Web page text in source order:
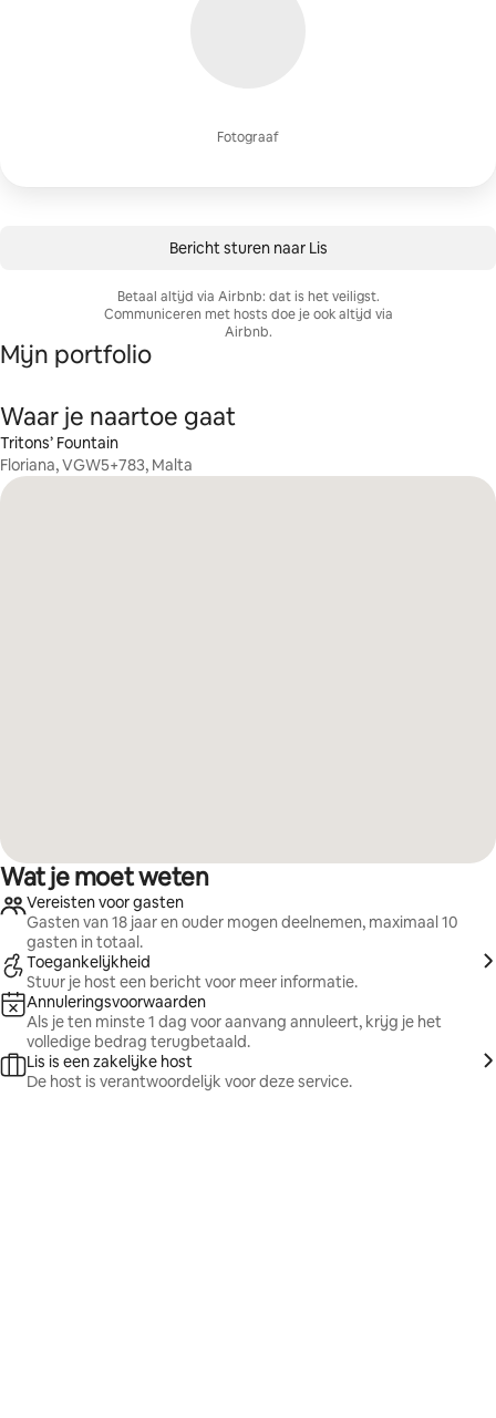
Fotograaf
Bericht sturen naar Lis
Betaal altijd via Airbnb: dat is het veiligst.
Communiceren met hosts doe je ook altijd via
Airbnb.
Mijn portfolio
Waar je naartoe gaat
Tritons’ Fountain
Floriana, VGW5+783, Malta
Wat je moet weten
Vereisten voor gasten
Gasten van 18 jaar en ouder mogen deelnemen, maximaal 10
gasten in totaal.
Toegankelijkheid
Stuur je host een bericht voor meer informatie.
Annuleringsvoorwaarden
Als je ten minste 1 dag voor aanvang annuleert, krijg je het
volledige bedrag terugbetaald.
Lis is een zakelijke host
De host is verantwoordelijk voor deze service.